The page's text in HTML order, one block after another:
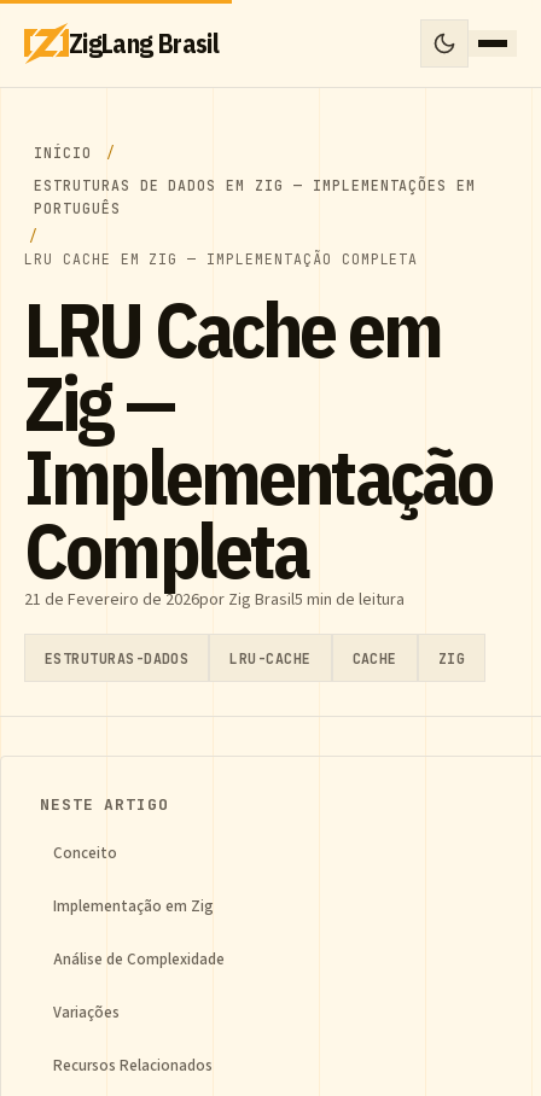
ZigLang Brasil
INÍCIO
ESTRUTURAS DE DADOS EM ZIG — IMPLEMENTAÇÕES EM
PORTUGUÊS
LRU CACHE EM ZIG — IMPLEMENTAÇÃO COMPLETA
LRU Cache em
Zig —
Implementação
Completa
21 de Fevereiro de 2026por Zig Brasil5 min de leitura
ESTRUTURAS-DADOS LRU-CACHE CACHE ZIG
NESTE ARTIGO
Conceito
Implementação em Zig
Análise de Complexidade
Variações
Recursos Relacionados